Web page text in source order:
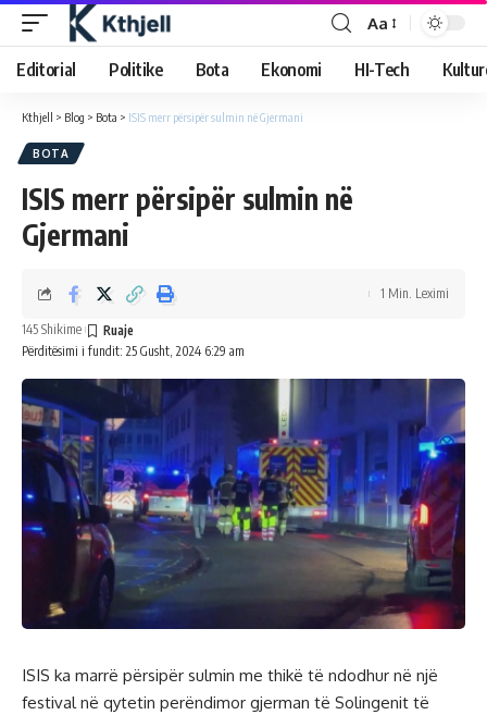
Aa
Editorial Politike Bota Ekonomi HI-Tech
Kthjell > Blog > Bota > ISIS merr përsipër sulmin në Gjermani
BOTA
ISIS merr përsipër sulmin në
Gjermani
Përditësimi i fundit: 25 Gusht, 2024 6:29 am
145 Shikime
1 Min. Leximi
ISIS ka marrë përsipër sulmin me thikë të ndodhur në një
festival në qytetin perëndimor gjerman të Solingenit të